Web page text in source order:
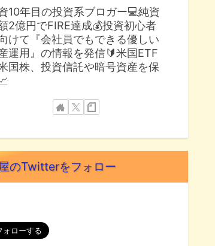
10年目の投資系ブロガー💻純資
2億円でFIRE達成💰投資初心者
けて『会社員でもできる優しい
運用』の情報を発信🔰米国ETF
国株、投資信託や暗号資産を保
のTwitterをフォロー